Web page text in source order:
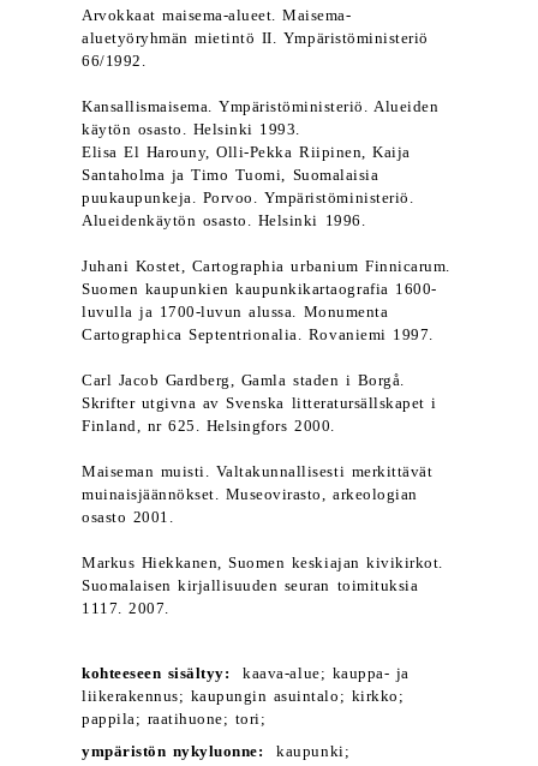
Arvokkaat maisema-alueet. Maisema-
aluetyöryhmän mietintö II. Ympäristöministeriö
66/1992.
Kansallismaisema. Ympäristöministeriö. Alueiden
käytön osasto. Helsinki 1993.
Elisa El Harouny, Olli-Pekka Riipinen, Kaija
Santaholma ja Timo Tuomi, Suomalaisia
puukaupunkeja. Porvoo. Ympäristöministeriö.
Alueidenkäytön osasto. Helsinki 1996.
Juhani Kostet, Cartographia urbanium Finnicarum.
Suomen kaupunkien kaupunkikartaografia 1600-
luvulla ja 1700-luvun alussa. Monumenta
Cartographica Septentrionalia. Rovaniemi 1997.
Carl Jacob Gardberg, Gamla staden i Borgå.
Skrifter utgivna av Svenska litteratursällskapet i
Finland, nr 625. Helsingfors 2000.
Maiseman muisti. Valtakunnallisesti merkittävät
muinaisjäännökset. Museovirasto, arkeologian
osasto 2001.
Markus Hiekkanen, Suomen keskiajan kivikirkot.
Suomalaisen kirjallisuuden seuran toimituksia
1117. 2007.
kohteeseen sisältyy: kaava-alue; kauppa- ja
liikerakennus; kaupungin asuintalo; kirkko;
pappila; raatihuone; tori;
ympäristön nykyluonne: kaupunki;